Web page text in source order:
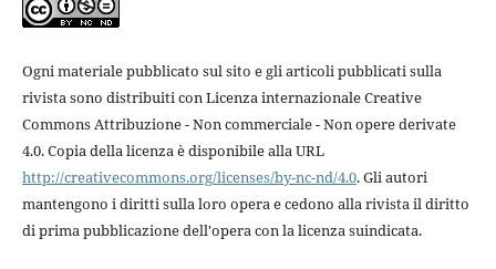
Ogni materiale pubblicato sul sito e gli articoli pubblicati sulla
rivista sono distribuiti con Licenza internazionale Creative
Commons Attribuzione - Non commerciale - Non opere derivate
4.0. Copia della licenza è disponibile alla URL
http://creativecommons.org/licenses/by-nc-nd/4.0. Gli autori
mantengono i diritti sulla loro opera e cedono alla rivista il diritto
di prima pubblicazione dell'opera con la licenza suindicata.